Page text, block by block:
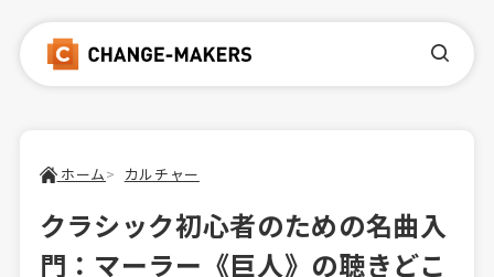
ホーム カルチャー
クラシック初心者のための名曲入
門：マーラー《巨人》の聴きどこ